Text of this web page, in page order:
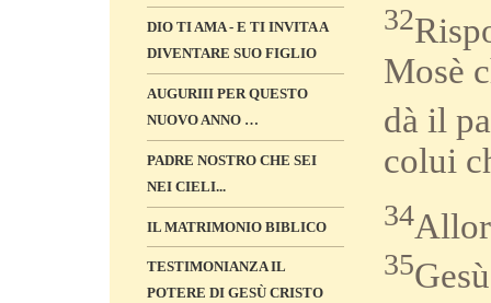
DIO TI AMA - E TI INVITA A
DIVENTARE SUO FIGLIO
AUGURIII PER QUESTO
NUOVO ANNO …
PADRE NOSTRO CHE SEI
NEI CIELI...
IL MATRIMONIO BIBLICO
TESTIMONIANZA IL
POTERE DI GESÙ CRISTO
32
Mosè
dà il
colui
34
35